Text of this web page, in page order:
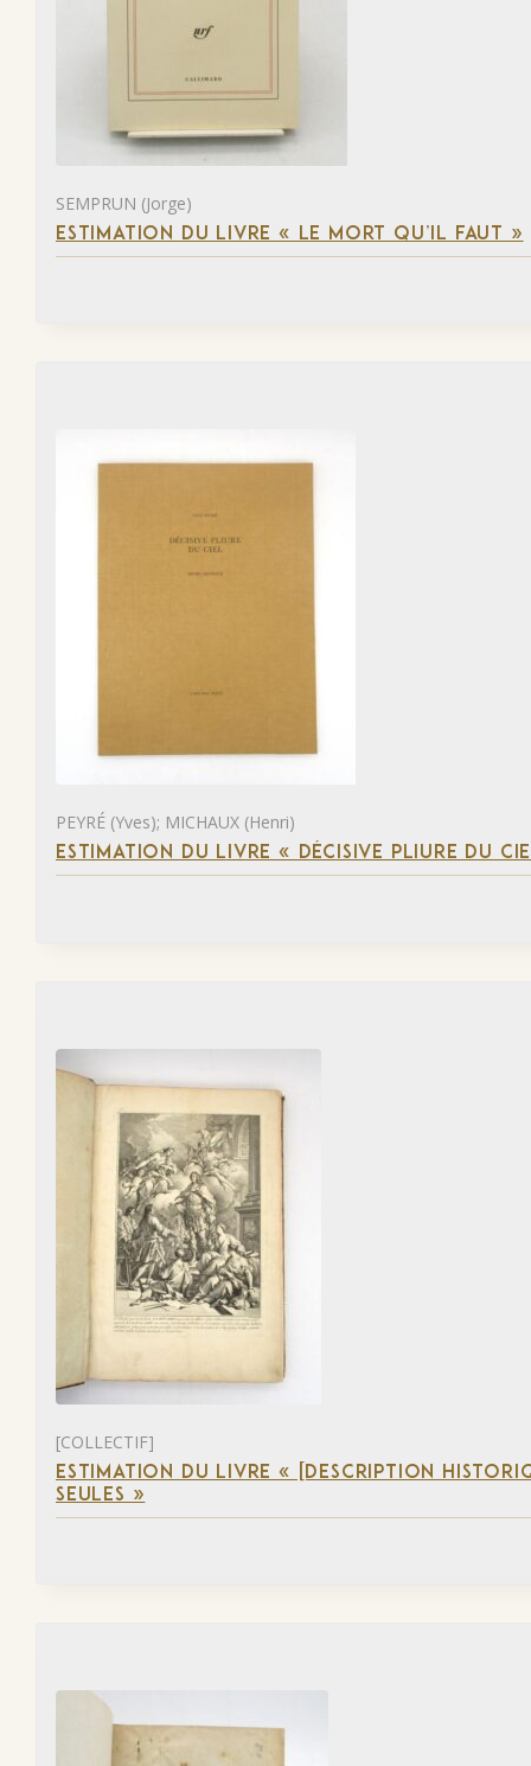
SEMPRUN (Jorge)
ESTIMATION DU LIVRE « LE MORT QU’IL FAUT »
PEYRÉ (Yves); MICHAUX (Henri)
ESTIMATION DU LIVRE « DÉCISIVE PLIURE DU
[COLLECTIF]
ESTIMATION DU LIVRE « [DESCRIPTION
SEULES »